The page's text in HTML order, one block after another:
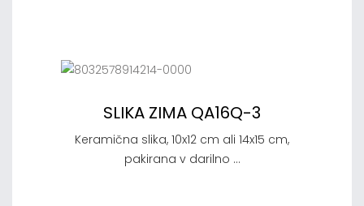
SLIKA ZIMA QA16Q-3
Keramična slika, 10x12 cm ali 14x15 cm,
pakirana v darilno ...